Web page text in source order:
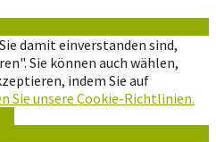
damit einverstanden sind,
Sie können auch wählen,
indem Sie auf
Sie unsere Cookie-Richtlinien.